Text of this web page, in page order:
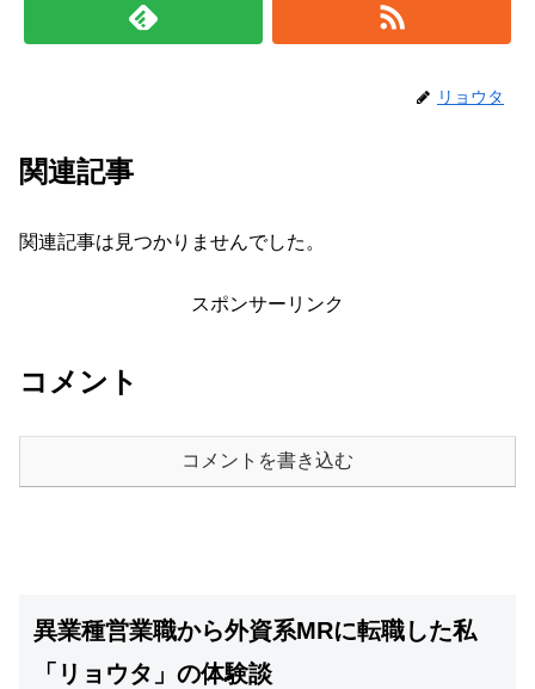
リョウタ
関連記事
関連記事は見つかりませんでした。
スポンサーリンク
コメント
コメントを書き込む
異業種営業職から外資系MRに転職した私
「リョウタ」の体験談